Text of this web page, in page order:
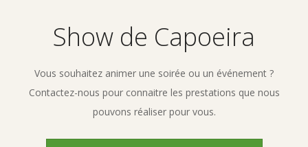
Show de Capoeira
Vous souhaitez animer une soirée ou un événement ?
Contactez-nous pour connaitre les prestations que nous
pouvons réaliser pour vous.